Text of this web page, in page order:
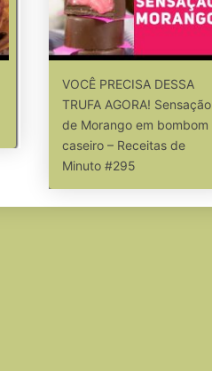
VOCÊ PRECISA DESSA
TRUFA AGORA! Sensação
de Morango em bombom
caseiro – Receitas de
Minuto #295